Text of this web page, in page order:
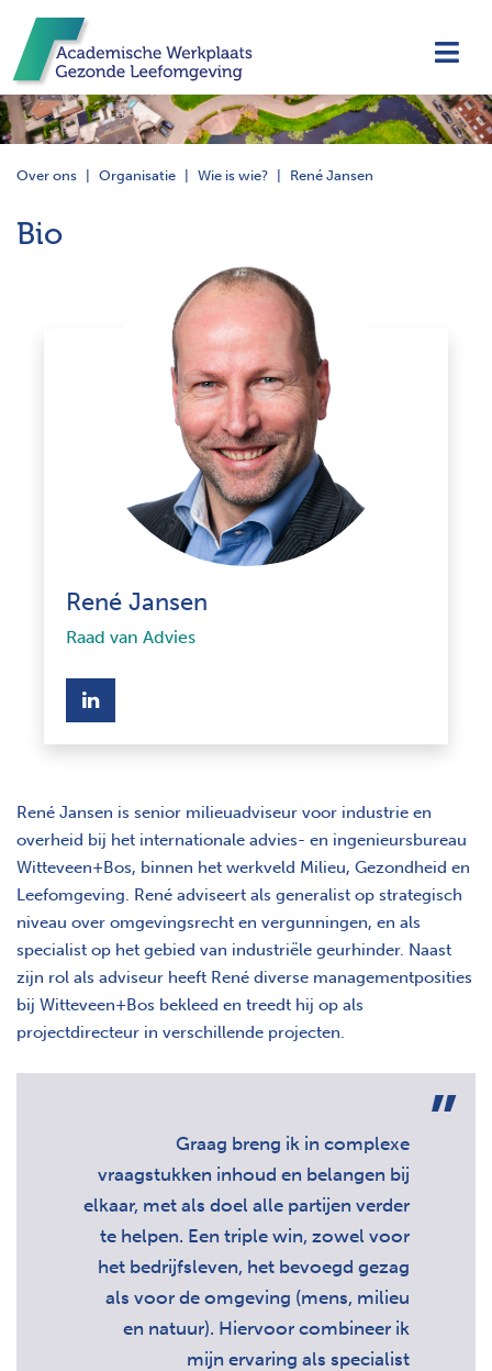
Over ons Organisatie Wie is wie? René Jansen
Bio
René Jansen is senior milieuadviseur voor industrie en
overheid bij het internationale advies- en ingenieursbureau
Witteveen+Bos, binnen het werkveld Milieu, Gezondheid en
Leefomgeving. René adviseert als generalist op strategisch
niveau over omgevingsrecht en vergunningen, en als
specialist op het gebied van industriële geurhinder. Naast
zijn rol als adviseur heeft René diverse managementposities
bij Witteveen+Bos bekleed en treedt hij op als
projectdirecteur in verschillende projecten.
Graag breng ik in complexe
vraagstukken inhoud en belangen bij
elkaar, met als doel alle partijen verder
te helpen. Een triple win, zowel voor
het bedrijfsleven, het bevoegd gezag
als voor de omgeving (mens, milieu
en natuur). Hiervoor combineer ik
mijn ervaring als specialist
René Jansen
Raad van Advies
opent nieuw scherm